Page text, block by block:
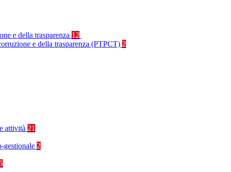
e della trasparenza 12
e della trasparenza (PTPCT) 2
attività 21
gestionale 2
5